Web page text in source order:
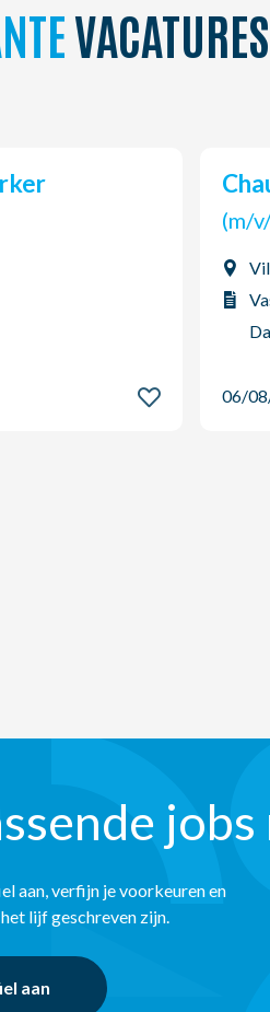
VACATURES
06/
aan, verfijn je voorkeuren en
lijf geschreven zijn.
aan